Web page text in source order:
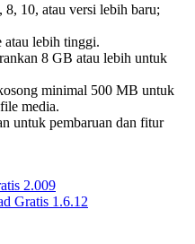
8, 10, atau versi lebih baru;
atau lebih tinggi.
8 GB atau lebih untuk
minimal 500 MB untuk
media.
untuk pembaruan dan fitur
2.009
Gratis 1.6.12